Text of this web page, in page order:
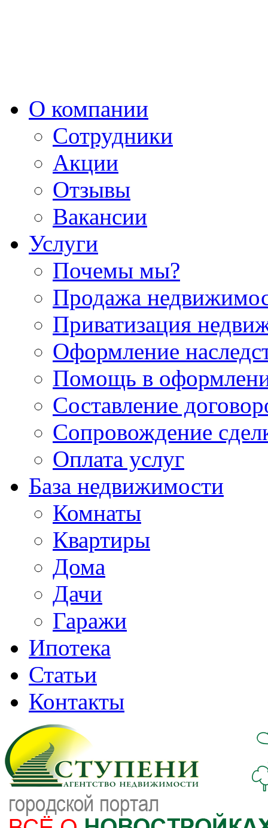
О компании
Сотрудники
Акции
Отзывы
Вакансии
Услуги
Почемы мы?
Продажа
Приватизация
Оформление
Помощь в
Составление
Сопровождение
Оплата услуг
База недвижимости
Комнаты
Квартиры
Дома
Дачи
Гаражи
Ипотека
Статьи
Контакты